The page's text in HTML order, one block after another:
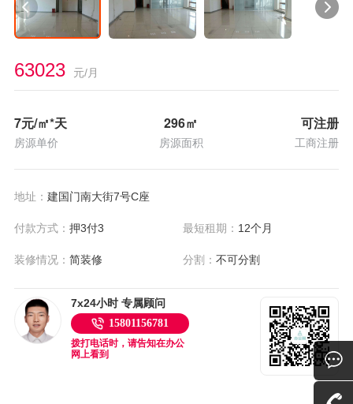
63023 元/月
7元/㎡*天
房源单价
296㎡
房源面积
可注册
工商注册
地址： 建国门南大街7号C座
付款方式： 押3付3 最短租期： 12个月
装修情况： 简装修 分割：不可分割
7x24小时 专属顾问
15801156781
拨打电话时，请告知在办公
网上看到